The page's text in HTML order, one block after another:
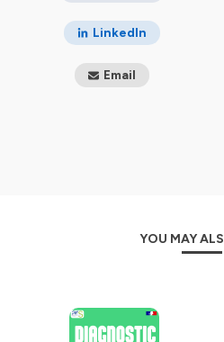
Hébergé par Ausha. Visitez
pour plus
LinkedIn
Email
YOU MAY